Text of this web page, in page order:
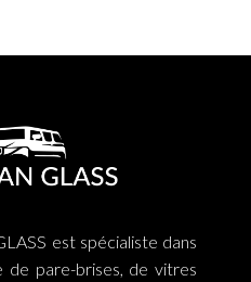
est spécialiste dans
pare-brises, de vitres